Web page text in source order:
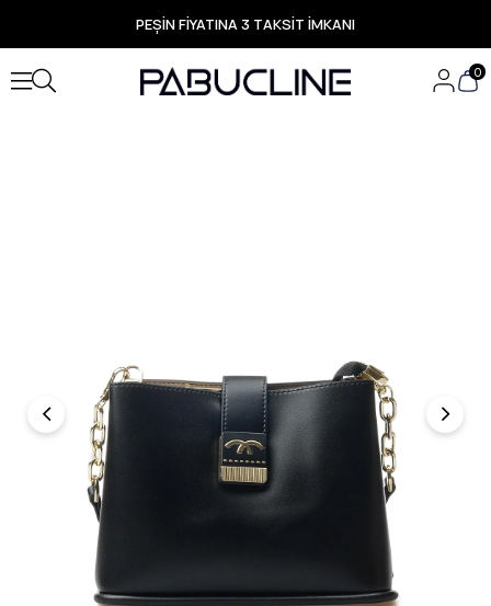
PEŞİN FİYATINA 3 TAKSİT İMKANI
TÜM ÜRÜNLERDE ÜCRETSİZ KARGO
Yeni Sezon Ürünlerde Özel Fırsatlar
Seçili Ürünlerde Hızlı Teslimat
0